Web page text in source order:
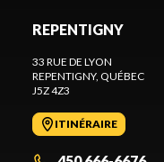
REPENTIGNY
33 RUE DE LYON
REPENTIGNY, QUÉBEC
J5Z 4Z3
ITINÉRAIRE